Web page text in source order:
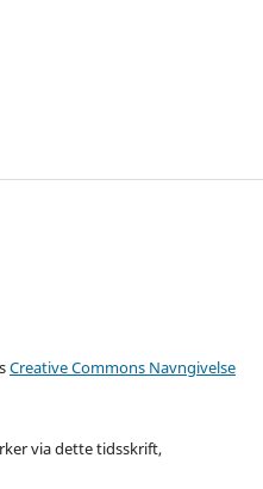
Creative Commons Navngivelse
via dette tidsskrift,